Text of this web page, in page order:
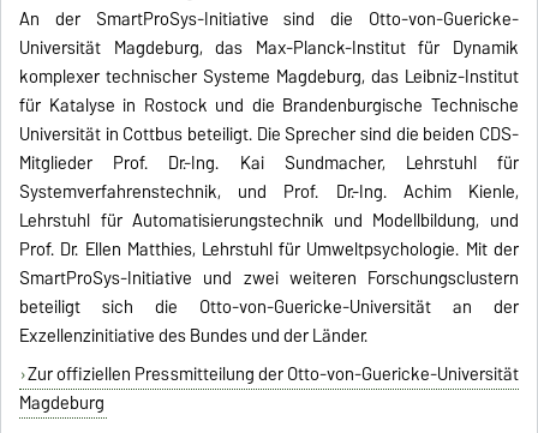
An der SmartProSys-Initiative sind die Otto-von-Guericke-
Universität Magdeburg, das Max-Planck-Institut für Dynamik
komplexer technischer Systeme Magdeburg, das Leibniz-Institut
für Katalyse in Rostock und die Brandenburgische Technische
Universität in Cottbus beteiligt. Die Sprecher sind die beiden CDS-
Mitglieder Prof. Dr.-Ing. Kai Sundmacher, Lehrstuhl für
Systemverfahrenstechnik, und Prof. Dr.-Ing. Achim Kienle,
Lehrstuhl für Automatisierungstechnik und Modellbildung, und
Prof. Dr. Ellen Matthies, Lehrstuhl für Umweltpsychologie. Mit der
SmartProSys-Initiative und zwei weiteren Forschungsclustern
beteiligt sich die Otto-von-Guericke-Universität an der
Exzellenzinitiative des Bundes und der Länder.
Zur offiziellen Pressmitteilung der Otto-von-Guericke-Universität
Magdeburg